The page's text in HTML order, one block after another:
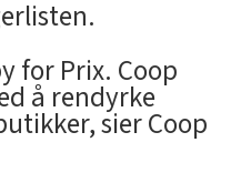
for Prix. Coop
å rendyrke
sier Coop